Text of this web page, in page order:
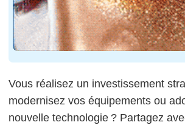
Vous réalisez un investissement
modernisez vos équipements ou
nouvelle technologie ? Partagez